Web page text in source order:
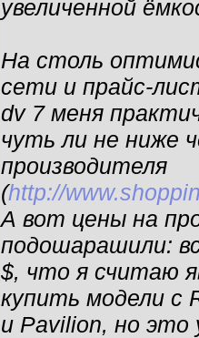
увеличенной
На столь
сети и прайс-
dv 7 меня
чуть ли не ниже
производителя
(http://
А вот цены на
подошарашили:
$, что я считаю
купить модели с
и Pavilion, но